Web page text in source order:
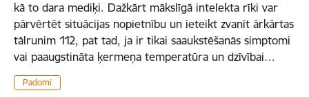
kā to dara mediķi. Dažkārt mākslīgā intelekta rīki var
pārvērtēt situācijas nopietnību un ieteikt zvanīt ārkārtas
tālrunim 112, pat tad, ja ir tikai saaukstēšanās simptomi
vai paaugstināta ķermeņa temperatūra un dzīvībai…
Padomi